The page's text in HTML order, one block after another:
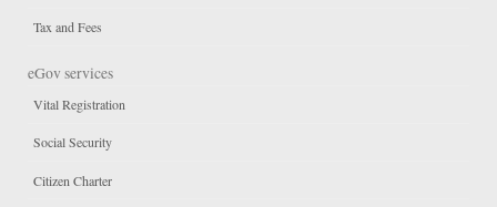
Tax and Fees
eGov services
Vital Registration
Social Security
Citizen Charter